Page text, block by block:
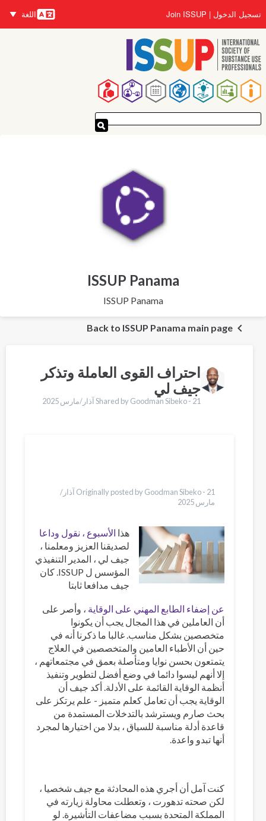
إلى
المحتوى
الرئيسي
تسجيل الدخول Join ISSUP
اللغات
اللغة
القائمة
الرئيسية
ISSUP Panama
ISSUP Panama
Back to ISSUP Panama main page
احتراف القوى العاملة وتذكر
جيف لي
Shared by Goodman Sibeko - 21 آذار/مارس 2025
Originally posted by Goodman Sibeko - 21 آذار/
مارس 2025
هذا الأسبوع ، نقول وداعا
لصديقنا العزيز ومعلمنا ،
جيف لي ، المدير التنفيذي
المؤسس ل ISSUP. كان
جيف مدافعا ثابتا
عن إضفاء الطابع المهني على الوقاية ، وأصر على
أن العاملين في هذا المجال يجب أن يكونوا
متخصصين بشكل مناسب. غالبا ما ذكرنا أنه في
حين أن الأطباء العامين والمتخصصين في العلاج
يتمتعون بحسن نوايا ومتأصلة بعمق في مجتمعاتهم ،
إلا أنهم ليسوا دائما في وضع أفضل لتطوير وتنفيذ
أنظمة الوقاية القائمة على الأدلة. أكد جيف أن
الوقاية يجب أن تعامل كعلم متميز - علم يرتكز على
بحث صارم ويسترشد بالتدخلات المستمدة من
قاعدة أدلة مناسبة للسياق ، بدلا من اختيارها لمجرد
أنها تبدو واعدة.
كنت آمل أن أجري هذه المحادثة مع جيف شخصيا ،
لكن صحته تدهورت ، وتعطلت محاولة زيارته في
المملكة المتحدة بسبب مضاعفات التأشيرة. لو